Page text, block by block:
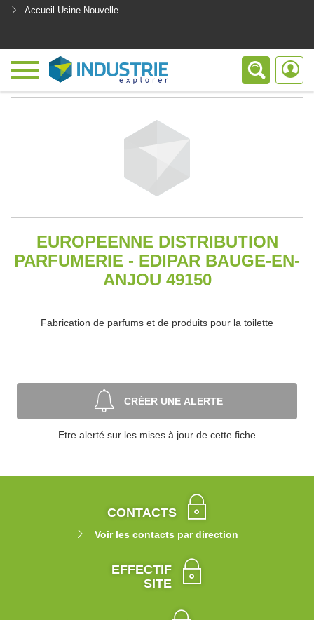
Accueil Usine Nouvelle
EUROPEENNE DISTRIBUTION
PARFUMERIE - EDIPAR BAUGE-EN-
ANJOU 49150
Fabrication de parfums et de produits pour la toilette
CRÉER UNE ALERTE
Etre alerté sur les mises à jour de cette fiche
CONTACTS
Voir les contacts par direction
EFFECTIF
SITE